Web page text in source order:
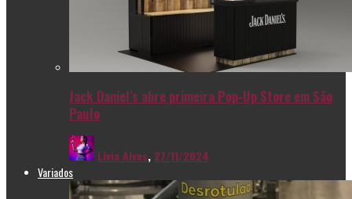
Jack Daniel’s abre primeira Pop-Up Store em São
Paulo
Livia Alves, 27/11/2024
Variados